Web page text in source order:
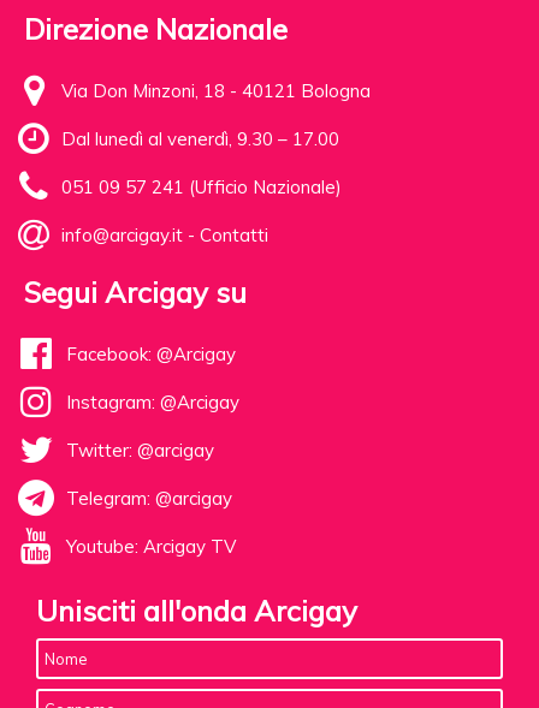
Direzione Nazionale
Via Don Minzoni, 18 - 40121 Bologna
Dal lunedì al venerdì, 9.30 – 17.00
051 09 57 241 (Ufficio Nazionale)
info@arcigay.it - Contatti
Segui Arcigay su
Facebook: @Arcigay
Instagram: @Arcigay
Twitter: @arcigay
Telegram: @arcigay
Youtube: Arcigay TV
Unisciti all'onda Arcigay